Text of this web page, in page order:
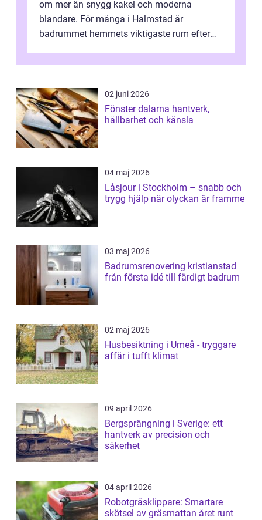
om mer än snygg kakel och moderna
blandare. För många i Halmstad är
badrummet hemmets viktigaste rum efter
02 juni 2026
Fönster dalarna hantverk,
hållbarhet och känsla
04 maj 2026
Låsjour i Stockholm – snabb och
trygg hjälp när olyckan är framme
03 maj 2026
Badrumsrenovering kristianstad
från första idé till färdigt badrum
02 maj 2026
Husbesiktning i Umeå - tryggare
affär i tufft klimat
09 april 2026
Bergsprängning i Sverige: ett
hantverk av precision och
säkerhet
04 april 2026
Robotgräsklippare: Smartare
skötsel av gräsmattan året runt